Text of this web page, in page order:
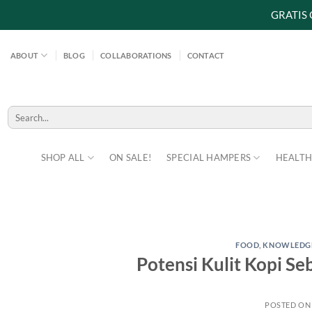
GRATIS
ABOUT BLOG COLLABORATIONS CONTACT
SHOP ALL ON SALE! SPECIAL HAMPERS
Search
for:
FOOD
Potensi Kulit Kopi
POSTED ON